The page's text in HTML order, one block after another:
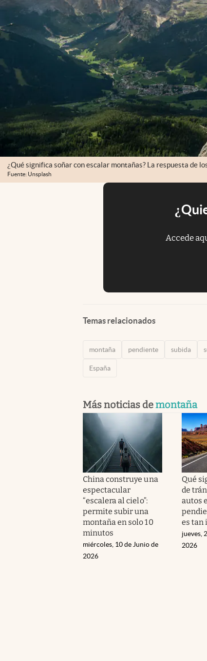
¿Qué significa soñar con escalar montañas? La respuesta de
Fuente: Unsplash
Accede
Temas relacionados
montaña pendiente subida
España
Más noticias demontaña
China construye una
espectacular
“escalera al cielo”:
permite subir una
montaña en solo 10
minutos
miércoles, 10 de Junio de
2026
Qué
de
autos
es tan
jueves,
2026